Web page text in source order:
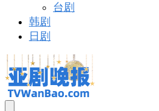
台剧
韩剧
日剧